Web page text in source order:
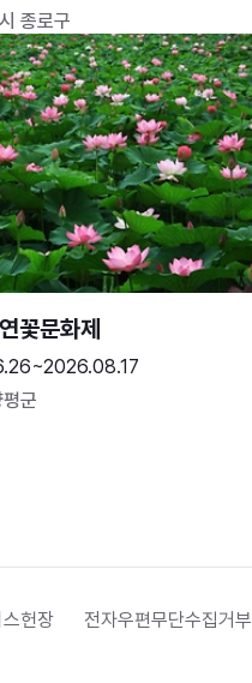
종로구
꽃문화제
군
헌장
전자우편무단수집거부